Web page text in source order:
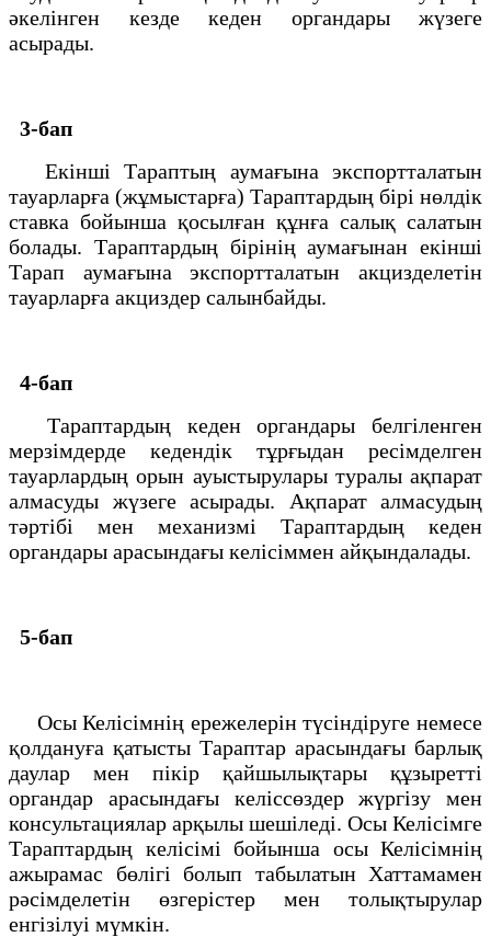
әкелiнген кезде кеден органдары жүзеге
асырады.
3-бап
Екiншi Тараптың аумағына экспортталатын
тауарларға (жұмыстарға) Тараптардың бiрi нөлдiк
ставка бойынша қосылған құнға салық салатын
болады. Тараптардың бiрiнiң аумағынан екiншi
Тарап аумағына экспортталатын акцизделетiн
тауарларға акциздер салынбайды.
4-бап
Тараптардың кеден органдары белгiленген
мерзiмдерде кедендiк тұрғыдан ресiмделген
тауарлардың орын ауыстырулары туралы ақпарат
алмасуды жүзеге асырады. Ақпарат алмасудың
тәртiбi мен механизмi Тараптардың кеден
органдары арасындағы келiсiммен айқындалады.
5-бап
Осы Келiсiмнiң ережелерiн түсiндiруге немесе
қолдануға қатысты Тараптар арасындағы барлық
даулар мен пiкiр қайшылықтары құзыреттi
органдар арасындағы келіссөздер жүргiзу мен
консультациялар арқылы шешiледi. Осы Келiсiмге
Тараптардың келiсiмi бойынша осы Келiсiмнiң
ажырамас бөлiгi болып табылатын Хаттамамен
рәсiмделетiн өзгерiстер мен толықтырулар
енгiзiлуi мүмкiн.